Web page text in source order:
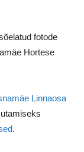
fotode
Hortese
Linnaosa
.